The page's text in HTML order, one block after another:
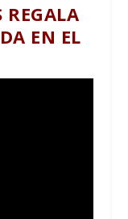
REGALA
EN EL